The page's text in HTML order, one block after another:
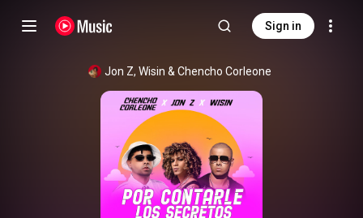
Sign in
Jon Z, Wisin & Chencho Corleone